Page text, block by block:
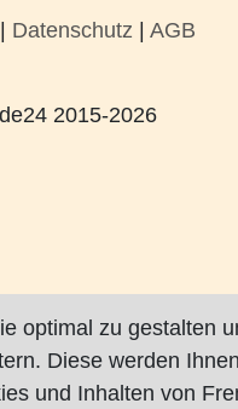
Datenschutz AGB
2015-2026
optimal zu gestalten
Diese werden
und Inhalten von